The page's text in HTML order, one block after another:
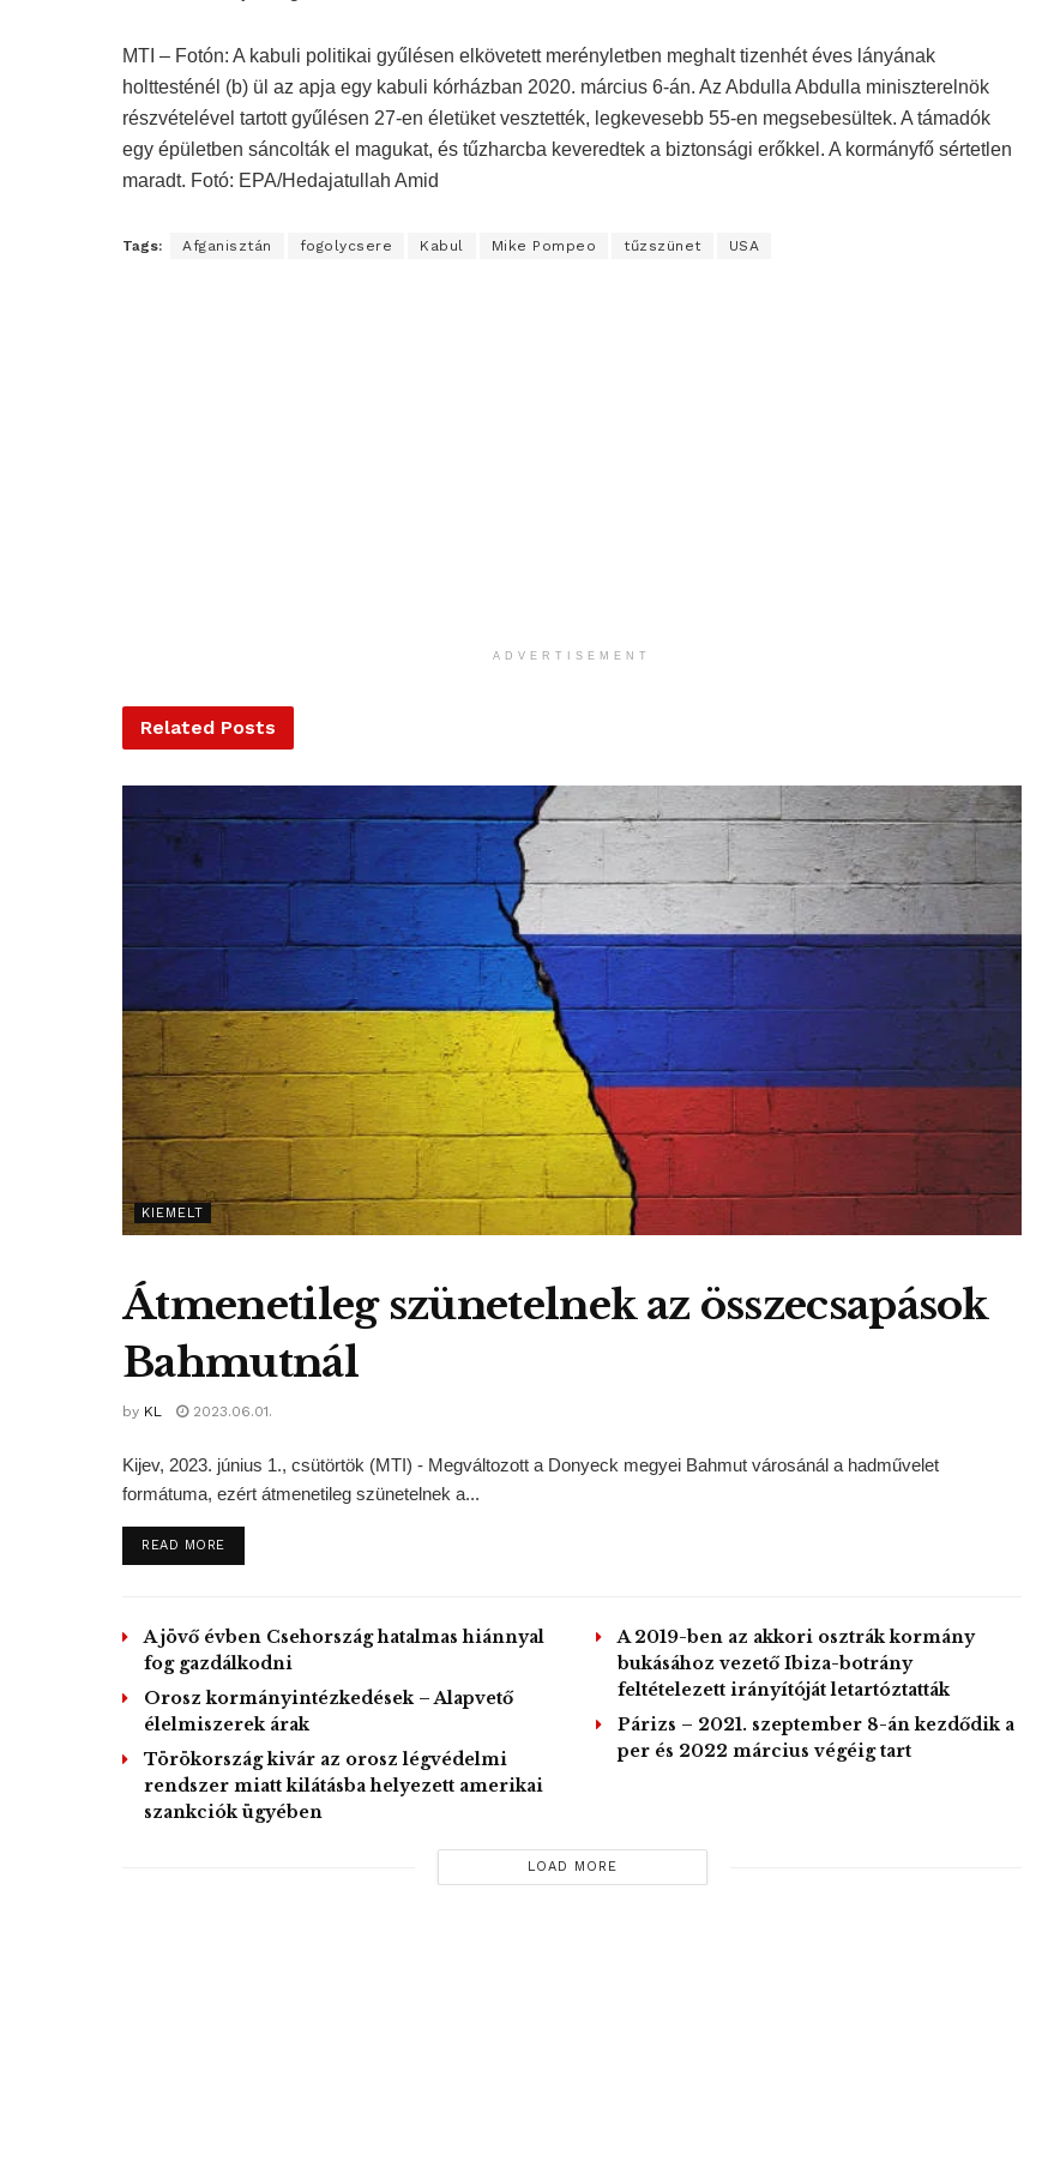
MTI – Fotón: A kabuli politikai gyűlésen elkövetett merényletben meghalt tizenhét éves lányának
holttesténél (b) ül az apja egy kabuli kórházban 2020. március 6-án. Az Abdulla Abdulla miniszterelnök
részvételével tartott gyűlésen 27-en életüket vesztették, legkevesebb 55-en megsebesültek. A támadók
egy épületben sáncolták el magukat, és tűzharcba keveredtek a biztonsági erőkkel. A kormányfő sértetlen
maradt. Fotó: EPA/Hedajatullah Amid
Tags: Afganisztán fogolycsere Kabul Mike Pompeo tűzszünet USA
ADVERTISEMENT
Related Posts
KIEMELT
Átmenetileg szünetelnek az összecsapások
Bahmutnál
by KL 2023.06.01.
Kijev, 2023. június 1., csütörtök (MTI) - Megváltozott a Donyeck megyei Bahmut városánál a hadművelet
formátuma, ezért átmenetileg szünetelnek a...
READ MOREDETAILS
A jövő évben Csehország hatalmas hiánnyal
fog gazdálkodni
Orosz kormányintézkedések – Alapvető
élelmiszerek árak
Törökország kivár az orosz légvédelmi
rendszer miatt kilátásba helyezett amerikai
szankciók ügyében
A 2019-ben az akkori osztrák kormány
bukásához vezető Ibiza-botrány
feltételezett irányítóját letartóztatták
Párizs – 2021. szeptember 8-án kezdődik a
per és 2022 március végéig tart
LOAD MORE